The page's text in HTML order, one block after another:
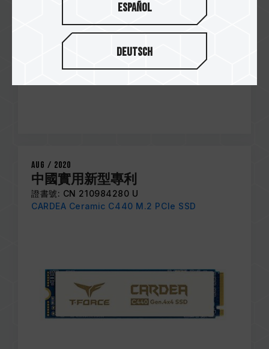
Aug / 2020
中國實用新型專利
證書號: CN 210984280 U
CARDEA Ceramic C440 M.2 PCIe SSD
Español
Deutsch